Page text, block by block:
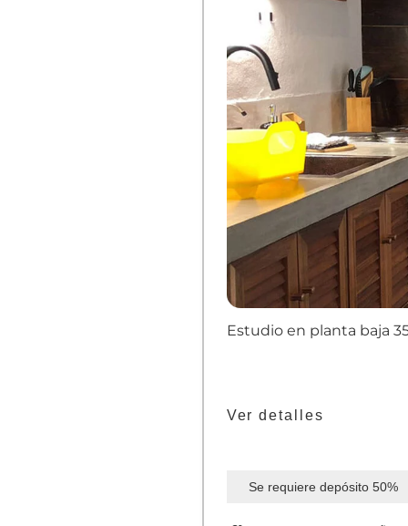
Estudio en planta baja
Ver detalles
Se requiere depósito 50%